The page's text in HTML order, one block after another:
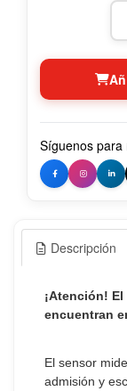
Síguenos para
Descripción